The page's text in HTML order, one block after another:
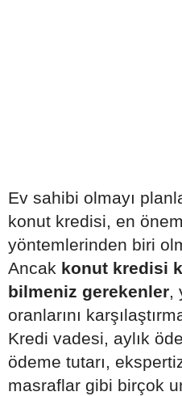
Ev sahibi olmayı
konut kredisi, en
yöntemlerinden biri
Ancak konut kredisi
bilmeniz gerekenler,
oranlarını
Kredi vadesi, aylık
ödeme tutarı,
masraflar gibi birçok